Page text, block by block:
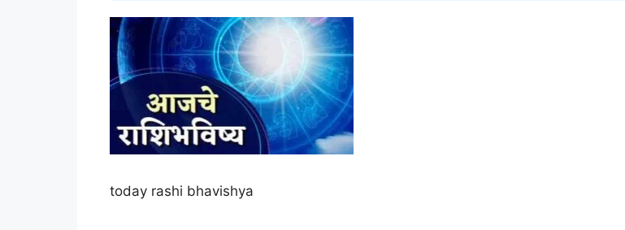
today rashi bhavishya